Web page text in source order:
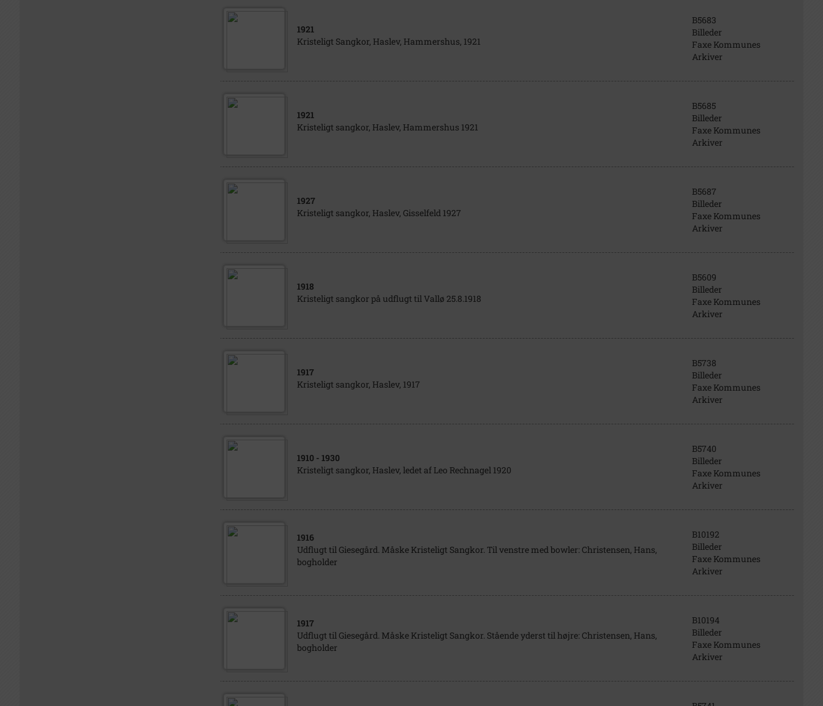
1921
Kristeligt Sangkor, Haslev, Hammershus, 1921
B5683
Billeder
Faxe Kommunes
Arkiver
1921
Kristeligt sangkor, Haslev, Hammershus 1921
B5685
Billeder
Faxe Kommunes
Arkiver
1927
Kristeligt sangkor, Haslev, Gisselfeld 1927
B5687
Billeder
Faxe Kommunes
Arkiver
1918
Kristeligt sangkor på udflugt til Vallø 25.8.1918
B5609
Billeder
Faxe Kommunes
Arkiver
1917
Kristeligt sangkor, Haslev, 1917
B5738
Billeder
Faxe Kommunes
Arkiver
1910 - 1930
Kristeligt sangkor, Haslev, ledet af Leo Rechnagel 1920
B5740
Billeder
Faxe Kommunes
Arkiver
1916
Udflugt til Giesegård. Måske Kristeligt Sangkor. Til venstre med bowler: Christensen, Hans,
bogholder
B10192
Billeder
Faxe Kommunes
Arkiver
1917
Udflugt til Giesegård. Måske Kristeligt Sangkor. Stående yderst til højre: Christensen, Hans,
bogholder
B10194
Billeder
Faxe Kommunes
Arkiver